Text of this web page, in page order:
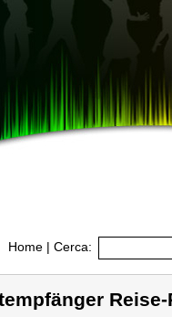
Home | Cerca:
Reise-